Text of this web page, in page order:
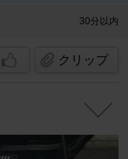
30分以内
クリップ